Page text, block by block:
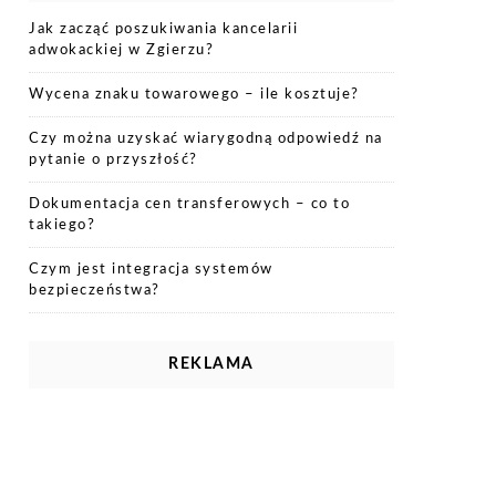
Jak zacząć poszukiwania kancelarii
adwokackiej w Zgierzu?
Wycena znaku towarowego – ile kosztuje?
Czy można uzyskać wiarygodną odpowiedź na
pytanie o przyszłość?
Dokumentacja cen transferowych – co to
takiego?
Czym jest integracja systemów
bezpieczeństwa?
REKLAMA